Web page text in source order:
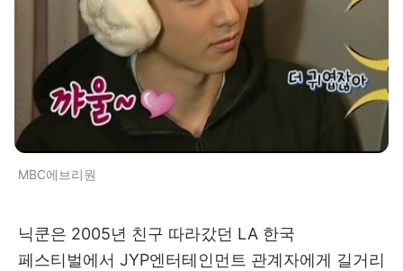
MBC에브리원
닉쿤은 2005년 친구 따라갔던 LA 한국
페스티벌에서 JYP엔터테인먼트 관계자에게 길거리